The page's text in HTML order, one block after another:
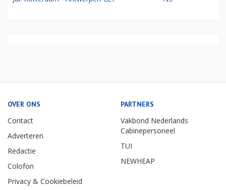
OVER ONS
Contact
Adverteren
Redactie
Colofon
Privacy & Cookiebeleid
PARTNERS
Vakbond Nederlands
Cabinepersoneel
TUI
NEWHEAP